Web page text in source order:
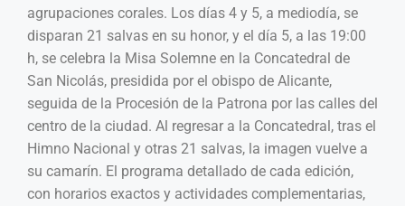
agrupaciones corales. Los días 4 y 5, a mediodía, se
disparan 21 salvas en su honor, y el día 5, a las 19:00
h, se celebra la Misa Solemne en la Concatedral de
San Nicolás, presidida por el obispo de Alicante,
seguida de la Procesión de la Patrona por las calles del
centro de la ciudad. Al regresar a la Concatedral, tras el
Himno Nacional y otras 21 salvas, la imagen vuelve a
su camarín. El programa detallado de cada edición,
con horarios exactos y actividades complementarias,